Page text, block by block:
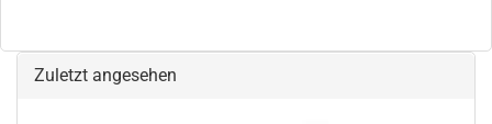
Zuletzt angesehen